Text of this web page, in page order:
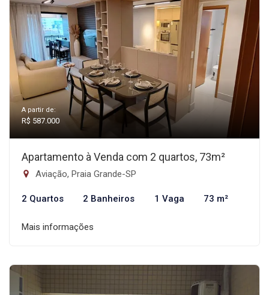
A partir de:
R$ 587.000
Apartamento à Venda com 2 quartos, 73m²
Aviação, Praia Grande-SP
2 Quartos 2 Banheiros 1 Vaga 73 m²
Mais informações